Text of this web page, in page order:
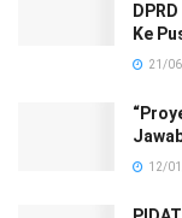
Ke
21/
12/